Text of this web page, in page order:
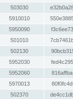
503030
5910010
5950090
501010
502130
5952030
5952060
5970013
502370